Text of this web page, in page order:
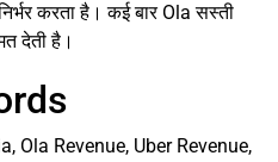
करता है। कई बार Ola सस्ती
देती है।
Ola Revenue, Uber Revenue,